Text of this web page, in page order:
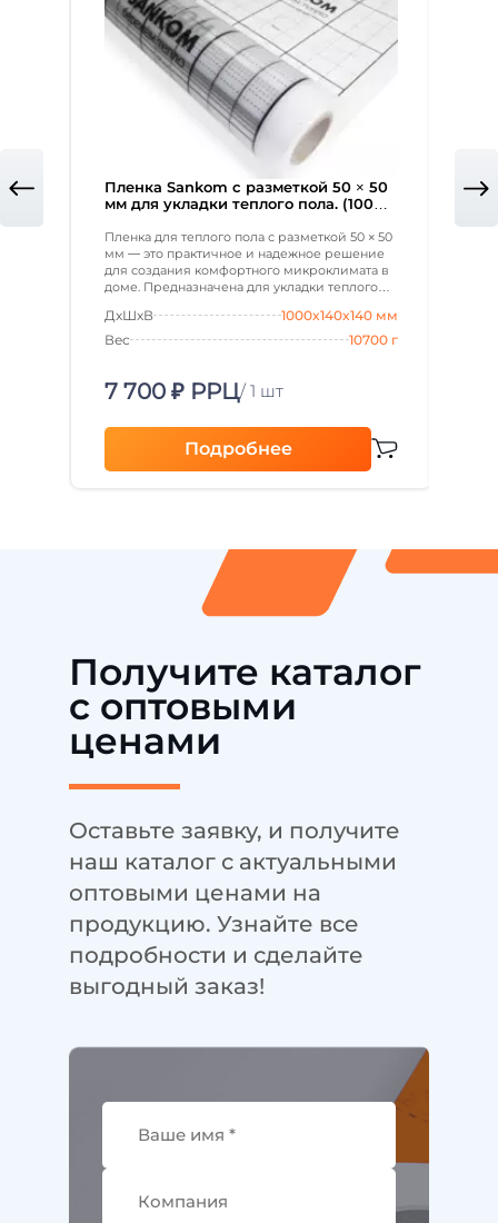
Пленка Sankom с разметкой 50 × 50
мм для укладки теплого пола. (100
Пленка для теплого пола с разметкой 50 × 50
мм — это практичное и надежное решение
для создания комфортного микроклимата в
доме. Предназначена для укладки теплого
как подложка, обеспечивая точность монтажа
и улучшая эффективность системы
гидро- и пароизоляции, надежно […]
ДxШxВ
1000x140x140 мм
Вес
10700 г
7 700 ₽ РРЦ/ 1 шт
Подробнее
Получите каталог
с оптовыми
ценами
Оставьте заявку, и получите
наш каталог с актуальными
оптовыми ценами на
продукцию. Узнайте все
подробности и сделайте
выгодный заказ!